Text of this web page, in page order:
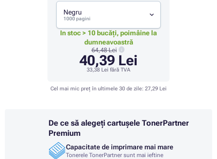
Negru
1000 pagini
In stoc > 10 bucăți, poimâine la
dumneavoastră
64,48 Lei
40,39 Lei
33,38 Lei fără TVA
Cel mai mic preț în ultimele 30 de zile: 27,29 Lei
De ce să alegeți cartușele TonerPartner
Premium
Capacitate de imprimare mai mare
Tonerele TonerPartner sunt mai ieftine